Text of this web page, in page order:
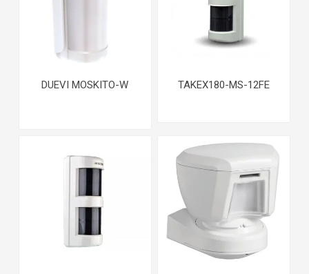
DUEVI MOSKITO-W TAKEX180-MS-12FE